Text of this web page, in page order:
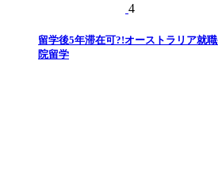
4
留学後5年滞在可?!オーストラリア就
院留学